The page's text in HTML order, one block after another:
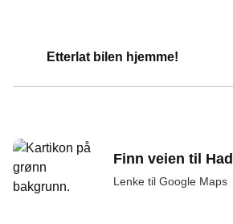
Etterlat bilen hjemme!
Finn veien til
Lenke til Google Maps